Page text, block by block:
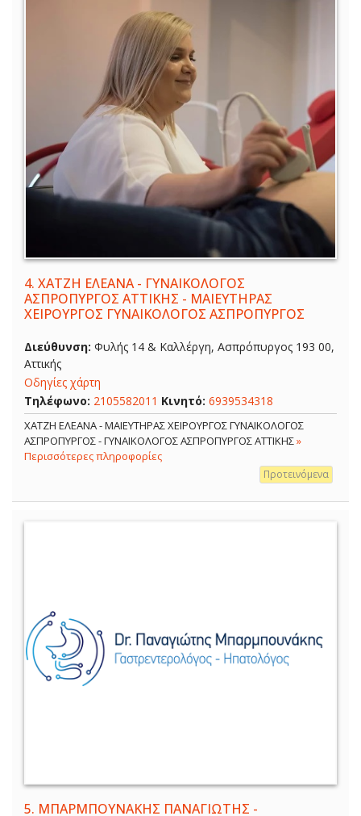
4. ΧΑΤΖΗ ΕΛΕΑΝΑ - ΓΥΝΑΙΚΟΛΟΓΟΣ
ΑΣΠΡΟΠΥΡΓΟΣ ΑΤΤΙΚΗΣ - ΜΑΙΕΥΤΗΡΑΣ
ΧΕΙΡΟΥΡΓΟΣ ΓΥΝΑΙΚΟΛΟΓΟΣ ΑΣΠΡΟΠΥΡΓΟΣ
Διεύθυνση: Φυλής 14 & Καλλέργη, Ασπρόπυργος 193 00,
Αττικής
Οδηγίες χάρτη
Τηλέφωνο: 2105582011 Κινητό: 6939534318
ΧΑΤΖΗ ΕΛΕΑΝΑ - ΜΑΙΕΥΤΗΡΑΣ ΧΕΙΡΟΥΡΓΟΣ ΓΥΝΑΙΚΟΛΟΓΟΣ
ΑΣΠΡΟΠΥΡΓΟΣ - ΓΥΝΑΙΚΟΛΟΓΟΣ ΑΣΠΡΟΠΥΡΓΟΣ ΑΤΤΙΚΗΣ»
Περισσότερες πληροφορίες
Προτεινόμενα
5. ΜΠΑΡΜΠΟΥΝΑΚΗΣ ΠΑΝΑΓΙΩΤΗΣ -